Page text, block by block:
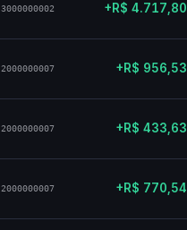
3000000002 +R$ 4.717,80
2000000007 +R$ 956,53
2000000007 +R$ 433,63
2000000007 +R$ 770,54